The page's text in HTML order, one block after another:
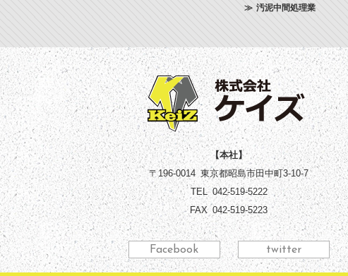
汚泥中間処理業
株式会
【本社】
〒196-0014東京都昭島市田中町3-10-7
TEL 042-519-5222
FAX 042-519-5223
Facebook twitter